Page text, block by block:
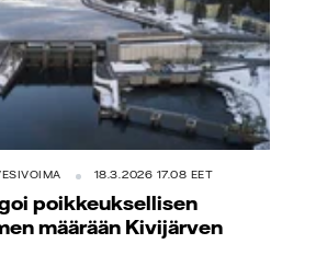
18.3.2026 17.08 EET
poikkeuksellisen
määrään Kivijärven